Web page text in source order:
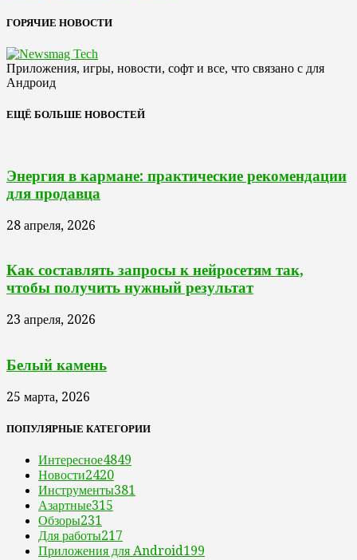
ГОРЯЧИЕ НОВОСТИ
Приложения, игры, новости, софт и все, что связано с для
Андроид
ЕЩЁ БОЛЬШЕ НОВОСТЕЙ
Энергия в кармане: практические рекомендации
для продавца
28 апреля, 2026
Как составлять запросы к нейросетям так,
чтобы получить нужный результат
23 апреля, 2026
Белый камень
25 марта, 2026
ПОПУЛЯРНЫЕ КАТЕГОРИИ
Интересное4849
Новости2420
Инструменты381
Азартные315
Обзоры231
Для работы217
Приложения для Android199